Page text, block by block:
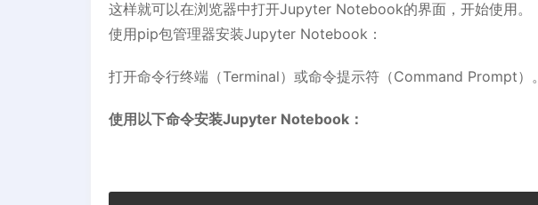
这样就可以在浏览器中打开Jupyter Notebook的界面，开始使用。
使用pip包管理器安装Jupyter Notebook：
打开命令行终端（Terminal）或命令提示符（Command Prompt）。
使用以下命令安装Jupyter Notebook：